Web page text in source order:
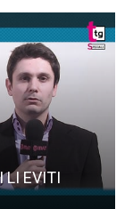
LI EVITI